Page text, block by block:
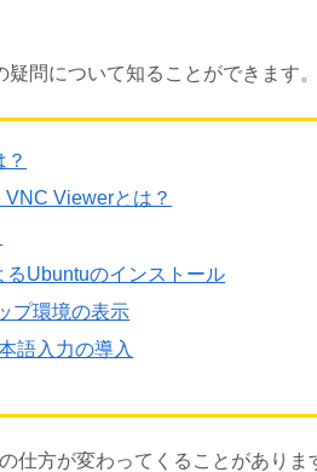
問について知ることができます。
Viewerとは？
るUbuntuのインストール
プ環境の表示
語入力の導入
仕方が変わってくることがありま